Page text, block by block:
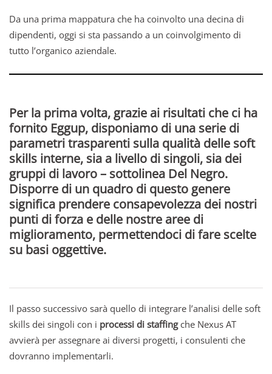
Da una prima mappatura che ha coinvolto una decina di
dipendenti, oggi si sta passando a un coinvolgimento di
tutto l’organico aziendale.
Per la prima volta, grazie ai risultati che ci ha
fornito Eggup, disponiamo di una serie di
parametri trasparenti sulla qualità delle soft
skills interne, sia a livello di singoli, sia dei
gruppi di lavoro – sottolinea Del Negro.
Disporre di un quadro di questo genere
significa prendere consapevolezza dei nostri
punti di forza e delle nostre aree di
miglioramento, permettendoci di fare scelte
su basi oggettive.
Il passo successivo sarà quello di integrare l’analisi delle soft
skills dei singoli con i processi di staffingche Nexus AT
avvierà per assegnare ai diversi progetti, i consulenti che
dovranno implementarli.